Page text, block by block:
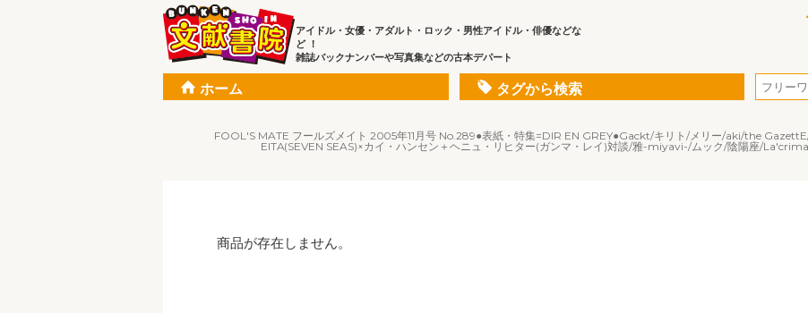
アイドル・女優・アダルト・ロック・男性アイドル・俳優などな
ど ！
雑誌バックナンバーや写真集などの古本デパート
ホーム タグから検索
FOOL'S MATE フールズメイト 2005年11月号 No.289●表紙・特集=DIR EN GREY●Gackt/キリト/メリー/aki/the
EITA(SEVEN SEAS)×カイ・ハンセン＋ヘニュ・リヒター(ガンマ・レイ)対談/雅-miyavi-/ムック/陰陽座/
商品が存在しません。